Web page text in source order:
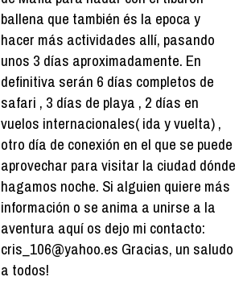
ballena que también és la epoca y
hacer más actividades allí, pasando
unos 3 días aproximadamente. En
definitiva serán 6 días completos de
safari , 3 días de playa , 2 días en
vuelos internacionales( ida y vuelta) ,
otro día de conexión en el que se puede
aprovechar para visitar la ciudad dónde
hagamos noche. Si alguien quiere más
información o se anima a unirse a la
aventura aquí os dejo mi contacto:
cris_106@yahoo.es Gracias, un saludo
a todos!